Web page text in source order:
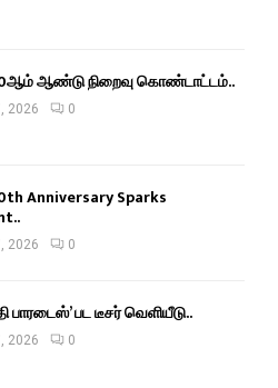
10ஆம் ஆண்டு நிறைவு கொண்டாட்டம்..
2026 0
Anniversary Sparks
2026 0
பாரடைஸ்’ பட டீசர் வெளியீடு..
2026 0